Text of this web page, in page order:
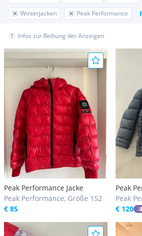
Winterjacken Peak Performance
Infos zur Reihung der Anzeigen
Peak Performance Jacke
Peak Performance, Größe 152
€ 85
Peak
Peak
€ 120